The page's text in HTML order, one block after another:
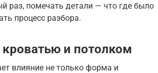
раз, помечать детали — что где было
процесс разбора.
и потолком
влияние не только форма и